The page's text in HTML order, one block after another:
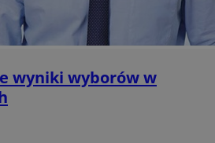
wyniki wyborów w